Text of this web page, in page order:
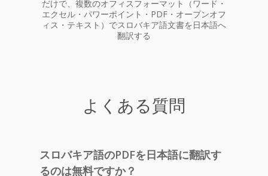
だけで、複数のオフィスフォーマット（ワード・
エクセル・パワーポイント・PDF・オープンオフ
ィス・テキスト）でスロバキア語文書を日本語へ
翻訳する
よくある質問
スロバキア語のPDFを日本語に翻訳す
るのは無料ですか？